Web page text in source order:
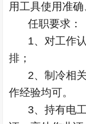
用工具使用准确
任职要求：
1、对工作
排；
2、制冷相
作经验均可。
3、持有电